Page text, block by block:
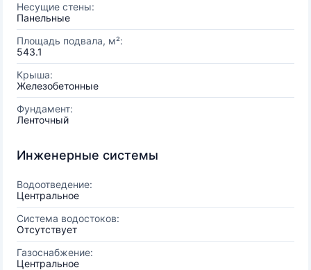
Несущие стены:
Панельные
Площадь подвала, м²:
543.1
Крыша:
Железобетонные
Фундамент:
Ленточный
Инженерные системы
Водоотведение:
Центральное
Система водостоков:
Отсутствует
Газоснабжение:
Центральное